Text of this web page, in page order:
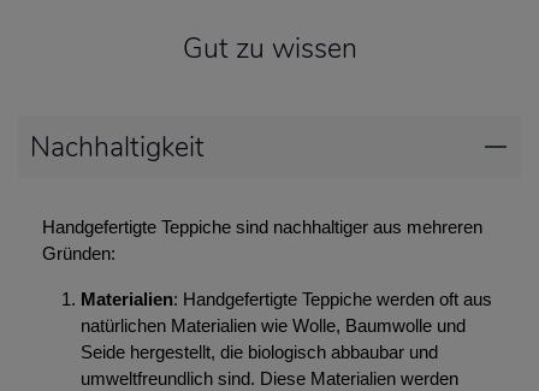
Gut zu wissen
Nachhaltigkeit
Handgefertigte Teppiche sind nachhaltiger aus mehreren
Gründen:
Materialien: Handgefertigte Teppiche werden oft aus
natürlichen Materialien wie Wolle, Baumwolle und
Seide hergestellt, die biologisch abbaubar und
umweltfreundlich sind. Diese Materialien werden